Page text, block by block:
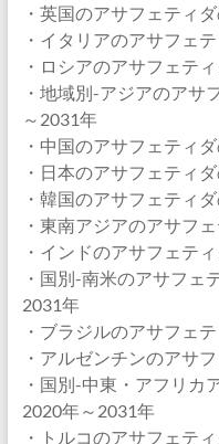
・英国のアサフェティ
・イタリアのアサフェ
・ロシアのアサフェテ
・地域別-アジアのアサ
～2031年
・中国のアサフェティ
・日本のアサフェティ
・韓国のアサフェティ
・東南アジアのアサフ
・インドのアサフェテ
・国別-南米のアサフェ
2031年
・ブラジルのアサフェ
・アルゼンチンのアサ
・国別-中東・アフリカ
2020年～2031年
・トルコのアサフェテ